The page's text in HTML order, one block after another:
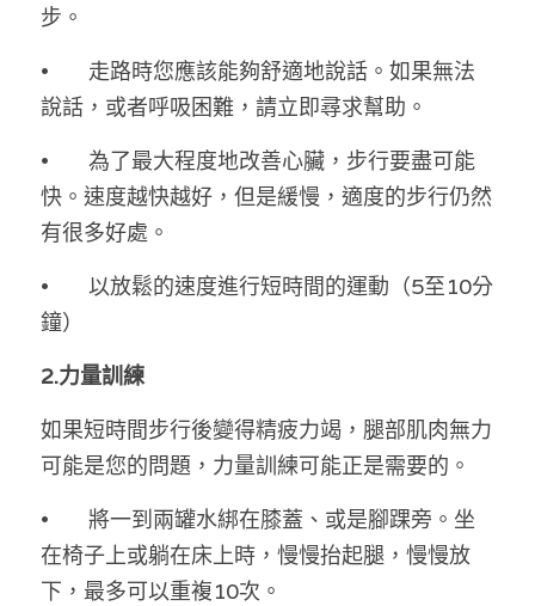
曾子晴 - 晴深直說
陳貴春大律師專欄
溫志倫專欄
汪明欣專欄
張美雄專欄
莊豪鋒專欄
香港科技專上書院｜專欄
步。
•	走路時您應該能夠舒適地說話。如果無法
說話，或者呼吸困難，請立即尋求幫助。
•	為了最大程度地改善心臟，步行要盡可能
快。速度越快越好，但是緩慢，適度的步行仍然
有很多好處。
•	以放鬆的速度進行短時間的運動（5至10分
鐘）
2.力量訓練
如果短時間步行後變得精疲力竭，腿部肌肉無力
可能是您的問題，力量訓練可能正是需要的。
•	將一到兩罐水綁在膝蓋、或是腳踝旁。坐
在椅子上或躺在床上時，慢慢抬起腿，慢慢放
下，最多可以重複10次。